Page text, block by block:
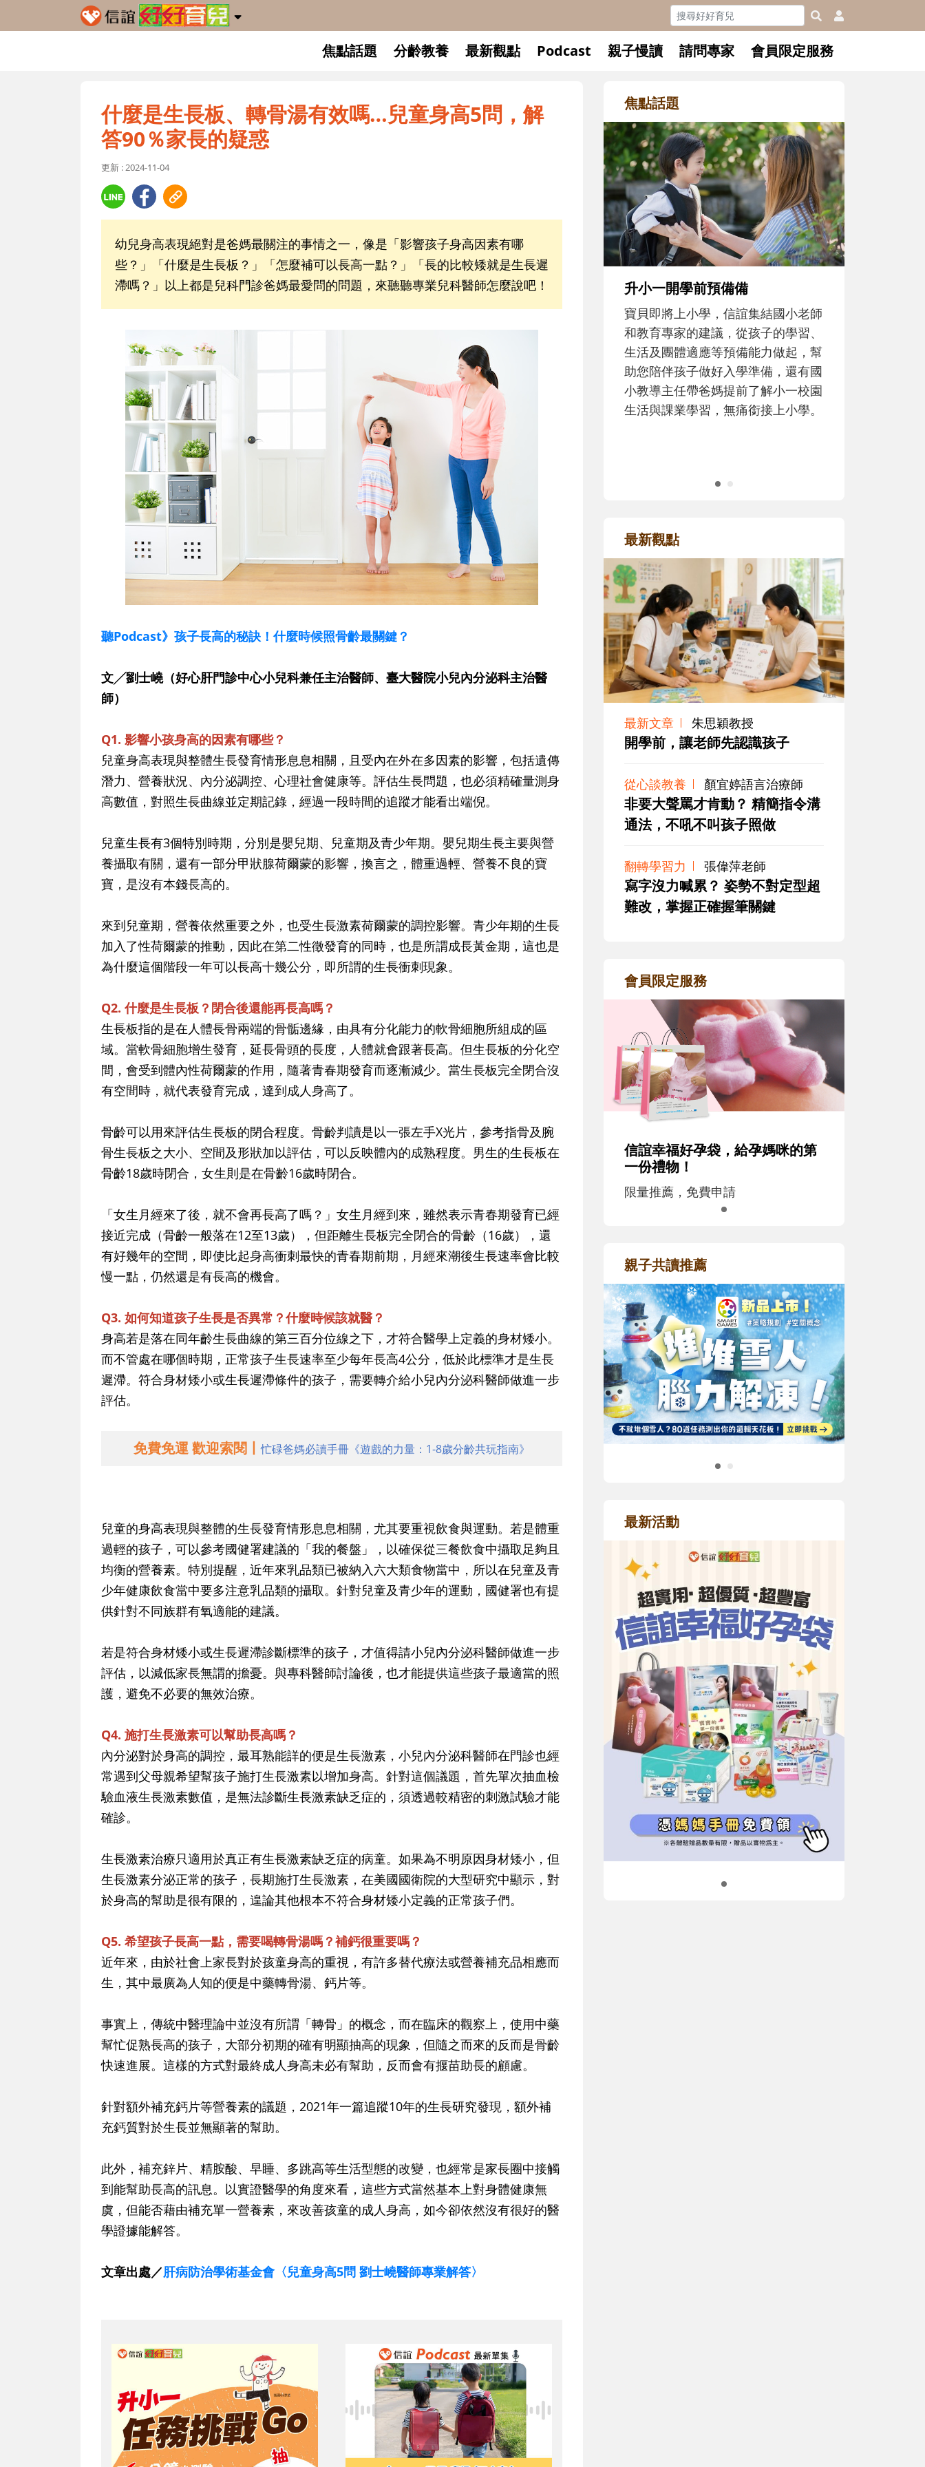
焦點話題 分齡教養 最新觀點 Podcast 親子慢讀 請問專家 會員限定服務
什麼是生長板、轉骨湯有效嗎…兒童身高5問，解
答90％家長的疑惑
更新 : 2024-11-04
幼兒身高表現絕對是爸媽最關注的事情之一，像是「影響孩子身高因素有哪
些？」「什麼是生長板？」「怎麼補可以長高一點？」「長的比較矮就是生長遲
滯嗎？」以上都是兒科門診爸媽最愛問的問題，來聽聽專業兒科醫師怎麼說吧！
聽Podcast》孩子長高的秘訣！什麼時候照骨齡最關鍵？
文╱劉士嶢（好心肝門診中心小兒科兼任主治醫師、臺大醫院小兒內分泌科主治醫
師）
Q1. 影響小孩身高的因素有哪些？
兒童身高表現與整體生長發育情形息息相關，且受內在外在多因素的影響，包括遺傳
潛力、營養狀況、內分泌調控、心理社會健康等。評估生長問題，也必須精確量測身
高數值，對照生長曲線並定期記錄，經過一段時間的追蹤才能看出端倪。
兒童生長有3個特別時期，分別是嬰兒期、兒童期及青少年期。嬰兒期生長主要與營
養攝取有關，還有一部分甲狀腺荷爾蒙的影響，換言之，體重過輕、營養不良的寶
寶，是沒有本錢長高的。
來到兒童期，營養依然重要之外，也受生長激素荷爾蒙的調控影響。青少年期的生長
加入了性荷爾蒙的推動，因此在第二性徵發育的同時，也是所謂成長黃金期，這也是
為什麼這個階段一年可以長高十幾公分，即所謂的生長衝刺現象。
Q2. 什麼是生長板？閉合後還能再長高嗎？
生長板指的是在人體長骨兩端的骨骺邊緣，由具有分化能力的軟骨細胞所組成的區
域。當軟骨細胞增生發育，延長骨頭的長度，人體就會跟著長高。但生長板的分化空
間，會受到體內性荷爾蒙的作用，隨著青春期發育而逐漸減少。當生長板完全閉合沒
有空間時，就代表發育完成，達到成人身高了。
骨齡可以用來評估生長板的閉合程度。骨齡判讀是以一張左手X光片，參考指骨及腕
骨生長板之大小、空間及形狀加以評估，可以反映體內的成熟程度。男生的生長板在
骨齡18歲時閉合，女生則是在骨齡16歲時閉合。
「女生月經來了後，就不會再長高了嗎？」女生月經到來，雖然表示青春期發育已經
接近完成（骨齡一般落在12至13歲），但距離生長板完全閉合的骨齡（16歲），還
有好幾年的空間，即使比起身高衝刺最快的青春期前期，月經來潮後生長速率會比較
慢一點，仍然還是有長高的機會。
Q3. 如何知道孩子生長是否異常？什麼時候該就醫？
身高若是落在同年齡生長曲線的第三百分位線之下，才符合醫學上定義的身材矮小。
而不管處在哪個時期，正常孩子生長速率至少每年長高4公分，低於此標準才是生長
遲滯。符合身材矮小或生長遲滯條件的孩子，需要轉介給小兒內分泌科醫師做進一步
評估。
免費免運 歡迎索閱丨忙碌爸媽必讀手冊《遊戲的力量：1-8歲分齡共玩指南》
兒童的身高表現與整體的生長發育情形息息相關，尤其要重視飲食與運動。若是體重
過輕的孩子，可以參考國健署建議的「我的餐盤」，以確保從三餐飲食中攝取足夠且
均衡的營養素。特別提醒，近年來乳品類已被納入六大類食物當中，所以在兒童及青
少年健康飲食當中要多注意乳品類的攝取。針對兒童及青少年的運動，國健署也有提
供針對不同族群有氧適能的建議。
若是符合身材矮小或生長遲滯診斷標準的孩子，才值得請小兒內分泌科醫師做進一步
評估，以減低家長無謂的擔憂。與專科醫師討論後，也才能提供這些孩子最適當的照
護，避免不必要的無效治療。
Q4. 施打生長激素可以幫助長高嗎？
內分泌對於身高的調控，最耳熟能詳的便是生長激素，小兒內分泌科醫師在門診也經
常遇到父母親希望幫孩子施打生長激素以增加身高。針對這個議題，首先單次抽血檢
驗血液生長激素數值，是無法診斷生長激素缺乏症的，須透過較精密的刺激試驗才能
確診。
生長激素治療只適用於真正有生長激素缺乏症的病童。如果為不明原因身材矮小，但
生長激素分泌正常的孩子，長期施打生長激素，在美國國衛院的大型研究中顯示，對
於身高的幫助是很有限的，遑論其他根本不符合身材矮小定義的正常孩子們。
Q5. 希望孩子長高一點，需要喝轉骨湯嗎？補鈣很重要嗎？
近年來，由於社會上家長對於孩童身高的重視，有許多替代療法或營養補充品相應而
生，其中最廣為人知的便是中藥轉骨湯、鈣片等。
事實上，傳統中醫理論中並沒有所謂「轉骨」的概念，而在臨床的觀察上，使用中藥
幫忙促熟長高的孩子，大部分初期的確有明顯抽高的現象，但隨之而來的反而是骨齡
快速進展。這樣的方式對最終成人身高未必有幫助，反而會有揠苗助長的顧慮。
針對額外補充鈣片等營養素的議題，2021年一篇追蹤10年的生長研究發現，額外補
充鈣質對於生長並無顯著的幫助。
此外，補充鋅片、精胺酸、早睡、多跳高等生活型態的改變，也經常是家長圈中接觸
到能幫助長高的訊息。以實證醫學的角度來看，這些方式當然基本上對身體健康無
虞，但能否藉由補充單一營養素，來改善孩童的成人身高，如今卻依然沒有很好的醫
學證據能解答。
文章出處／肝病防治學術基金會〈兒童身高5問 劉士嶢醫師專業解答〉
焦點話題
和孩子一起長大的那個男人│讀
懂父親的不同模樣
沒有人天生就擅長當爸爸！男人總是
在一次次「前所未有」的體驗中，跟
著孩子一起長大。從給予安全感的肢
體遊戲，到獨立自主、角色認同及解
決問題的能力養成。爸爸正嘗試用不
同的模樣，參與孩子每個重要的成長
歷程。
最新觀點
最新文章 朱思穎教授
開學前，讓老師先認識孩子
從心談教養 顏宜婷語言治療師
非要大聲罵才肯動？ 精簡指令溝
通法，不吼不叫孩子照做
翻轉學習力 張偉萍老師
寫字沒力喊累？ 姿勢不對定型超
難改，掌握正確握筆關鍵
會員限定服務
信誼幸福好孕袋，給孕媽咪的第
一份禮物！
限量推薦，免費申請
親子共讀推薦
最新活動